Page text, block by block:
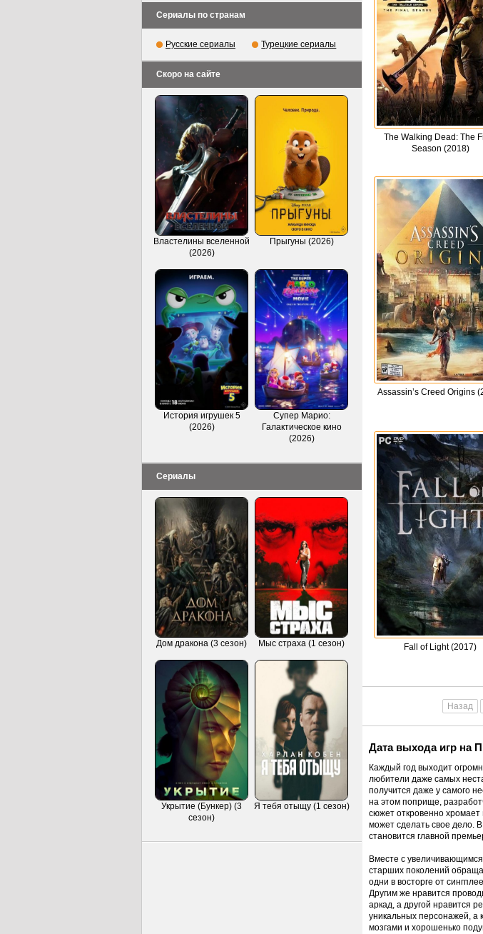
The Walking Dead: The
Season (2018)
Assassin’s Creed Origins
Fall of Light (2017)
Назад
Дата выхода игр на
Каждый год выходит
любители даже самых
получится даже у самого
на этом поприще,
сюжет откровенно
может сделать свое дело.
становится главной
Вместе с
старших поколений
одни в восторге от
Другим же нравится
аркад, а другой нравится
уникальных персонажей, а
мозгами и хорошенько
Сериалы по странам
Русские сериалы Турецкие сериалы
Скоро на сайте
Властелины вселенной
(2026)
Прыгуны (2026)
История игрушек 5
(2026)
Супер Марио:
Галактическое кино
(2026)
Сериалы
Дом дракона (3 сезон) Мыс страха (1 сезон)
Укрытие (Бункер) (3
сезон)
Я тебя отыщу (1 сезон)